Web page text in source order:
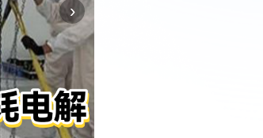
›